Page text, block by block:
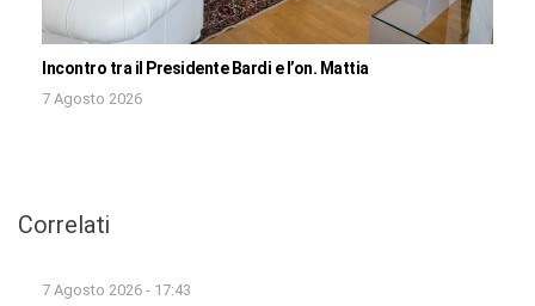
Incontro tra il Presidente Bardi e l’on. Mattia
7 Agosto 2026
Correlati
7 Agosto 2026 - 17:43